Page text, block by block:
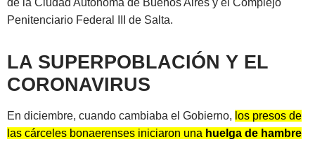
de la Ciudad Autónoma de Buenos Aires y el Complejo
Penitenciario Federal III de Salta.
LA SUPERPOBLACIÓN Y EL
CORONAVIRUS
En diciembre, cuando cambiaba el Gobierno, los presos de
las cárceles bonaerenses iniciaron una huelga de hambre